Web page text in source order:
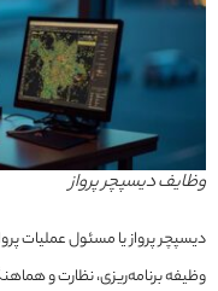
وظایف دیسپچر پرواز
دیسپچر پرواز یا مسئول عملیات
وظیفه برنامه‌ریزی، نظارت و